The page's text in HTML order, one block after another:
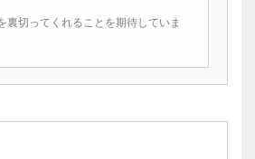
裏切ってくれることを期待していま